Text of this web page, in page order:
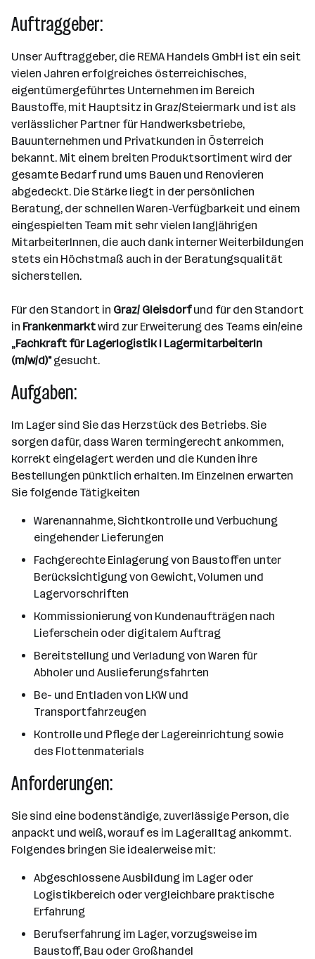
Auftraggeber:
Unser Auftraggeber, die REMA Handels GmbH ist ein seit
vielen Jahren erfolgreiches österreichisches,
eigentümergeführtes Unternehmen im Bereich
Baustoffe, mit Hauptsitz in Graz/Steiermark und ist als
verlässlicher Partner für Handwerksbetriebe,
Bauunternehmen und Privatkunden in Österreich
bekannt. Mit einem breiten Produktsortiment wird der
gesamte Bedarf rund ums Bauen und Renovieren
abgedeckt. Die Stärke liegt in der persönlichen
Beratung, der schnellen Waren-Verfügbarkeit und einem
eingespielten Team mit sehr vielen langjährigen
MitarbeiterInnen, die auch dank interner Weiterbildungen
stets ein Höchstmaß auch in der Beratungsqualität
sicherstellen.
Für den Standort in Graz/ Gleisdorfund für den Standort
in Frankenmarktwird zur Erweiterung des Teams ein/eine
„Fachkraft für Lagerlogistik I LagermitarbeiterIn
(m/w/d)"gesucht.
Aufgaben:
Im Lager sind Sie das Herzstück des Betriebs. Sie
sorgen dafür, dass Waren termingerecht ankommen,
korrekt eingelagert werden und die Kunden ihre
Bestellungen pünktlich erhalten. Im Einzelnen erwarten
Sie folgende Tätigkeiten
Warenannahme, Sichtkontrolle und Verbuchung
eingehender Lieferungen
Fachgerechte Einlagerung von Baustoffen unter
Berücksichtigung von Gewicht, Volumen und
Lagervorschriften
Kommissionierung von Kundenaufträgen nach
Lieferschein oder digitalem Auftrag
Bereitstellung und Verladung von Waren für
Abholer und Auslieferungsfahrten
Be- und Entladen von LKW und
Transportfahrzeugen
Kontrolle und Pflege der Lagereinrichtung sowie
des Flottenmaterials
Anforderungen:
Sie sind eine bodenständige, zuverlässige Person, die
anpackt und weiß, worauf es im Lageralltag ankommt.
Folgendes bringen Sie idealerweise mit:
Abgeschlossene Ausbildung im Lager oder
Logistikbereich oder vergleichbare praktische
Erfahrung
Berufserfahrung im Lager, vorzugsweise im
Baustoff, Bau oder Großhandel